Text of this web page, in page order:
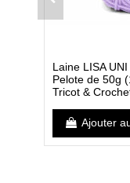
Laine LISA UNI
Pelote de 50g
Tricot &
Ajouter